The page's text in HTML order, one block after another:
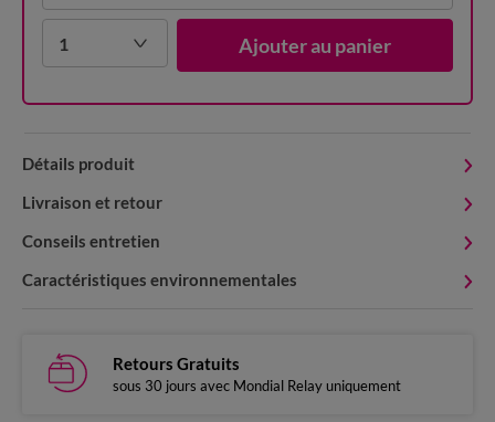
1 Ajouter au panier
Détails produit
Livraison et retour
Conseils entretien
Caractéristiques environnementales
Retours Gratuits
sous 30 jours avec Mondial Relay uniquement